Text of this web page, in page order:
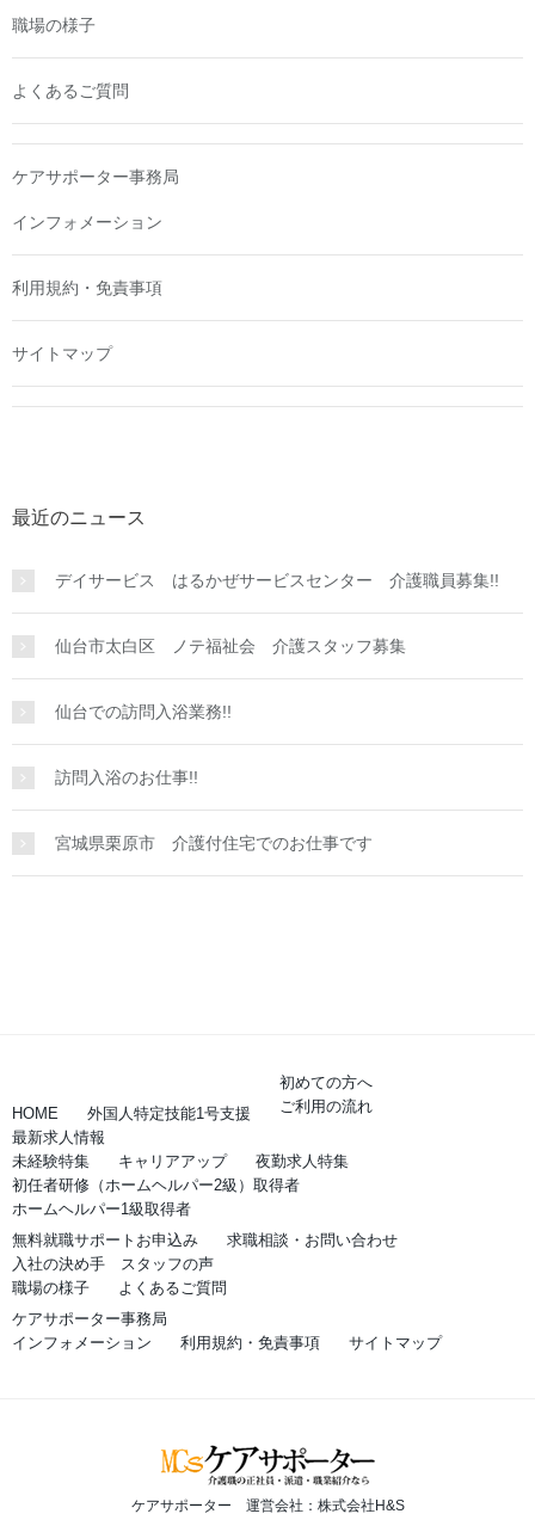
職場の様子
よくあるご質問
ケアサポーター事務局
インフォメーション
利用規約・免責事項
サイトマップ
最近のニュース
デイサービス はるかぜサービスセンター 介護職員募集!!
仙台市太白区 ノテ福祉会 介護スタッフ募集
仙台での訪問入浴業務!!
訪問入浴のお仕事!!
宮城県栗原市 介護付住宅でのお仕事です
HOME 外国人特定技能1号支援
初めての方へ
ご利用の流れ
最新求人情報
未経験特集
キャリアアップ
夜勤求人特集
初任者研修（ホームヘルパー2級）取得者
ホームヘルパー1級取得者
無料就職サポートお申込み
求職相談・お問い合わせ
入社の決め手 スタッフの声
職場の様子
よくあるご質問
ケアサポーター事務局
インフォメーション
利用規約・免責事項 サイトマップ
ケアサポーター 運営会社：株式会社H&S